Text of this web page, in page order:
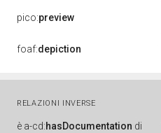
pico:preview
foaf:depiction
RELAZIONI INVERSE
è a-cd:hasDocumentation di